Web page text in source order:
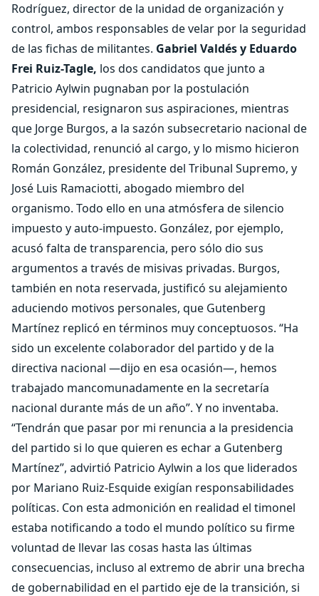
Rodríguez, director de la unidad de organización y
control, ambos responsables de velar por la seguridad
de las fichas de militantes. Gabriel Valdés y Eduardo
Frei Ruiz-Tagle, los dos candidatos que junto a
Patricio Aylwin pugnaban por la postulación
presidencial, resignaron sus aspiraciones, mientras
que Jorge Burgos, a la sazón subsecretario nacional de
la colectividad, renunció al cargo, y lo mismo hicieron
Román González, presidente del Tribunal Supremo, y
José Luis Ramaciotti, abogado miembro del
organismo. Todo ello en una atmósfera de silencio
impuesto y auto-impuesto. González, por ejemplo,
acusó falta de transparencia, pero sólo dio sus
argumentos a través de misivas privadas. Burgos,
también en nota reservada, justificó su alejamiento
aduciendo motivos personales, que Gutenberg
Martínez replicó en términos muy conceptuosos. “Ha
sido un excelente colaborador del partido y de la
directiva nacional —dijo en esa ocasión—, hemos
trabajado mancomunadamente en la secretaría
nacional durante más de un año”. Y no inventaba.
“Tendrán que pasar por mi renuncia a la presidencia
del partido si lo que quieren es echar a Gutenberg
Martínez”, advirtió Patricio Aylwin a los que liderados
por Mariano Ruiz-Esquide exigían responsabilidades
políticas. Con esta admonición en realidad el timonel
estaba notificando a todo el mundo político su firme
voluntad de llevar las cosas hasta las últimas
consecuencias, incluso al extremo de abrir una brecha
de gobernabilidad en el partido eje de la transición, si